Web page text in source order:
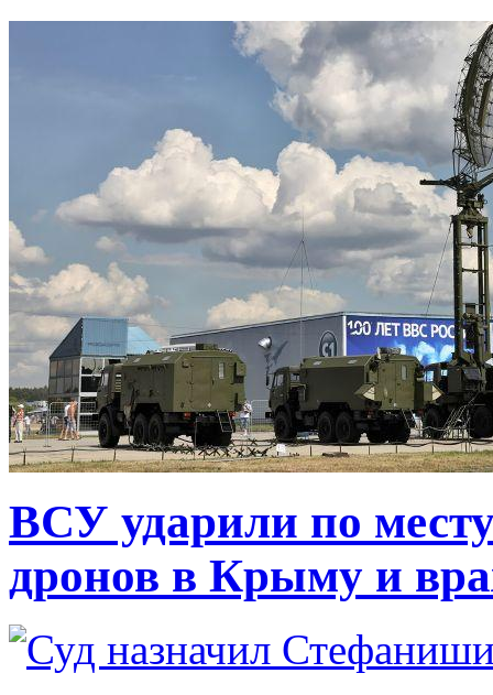
ВСУ ударили по
дронов в Крыму и